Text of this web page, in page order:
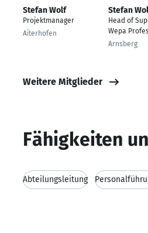
Stefan Wolf
Projektmanager
Aiterhofen
Stefan
Head of
Wepa
Arnsberg
Weitere Mitglieder
Fähigkeiten
Abteilungsleitung